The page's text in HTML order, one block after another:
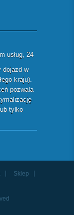
usług, 24
dojazd w
kraju).
pozwala
tylko
Sklep